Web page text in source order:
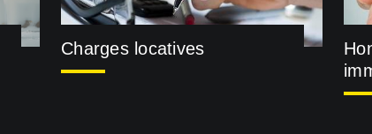
Charges locatives